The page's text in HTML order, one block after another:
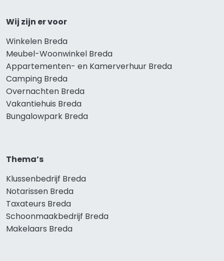
Wij zijn er voor
Winkelen Breda
Meubel-Woonwinkel Breda
Appartementen- en Kamerverhuur Breda
Camping Breda
Overnachten Breda
Vakantiehuis Breda
Bungalowpark Breda
Thema’s
Klussenbedrijf Breda
Notarissen Breda
Taxateurs Breda
Schoonmaakbedrijf Breda
Makelaars Breda